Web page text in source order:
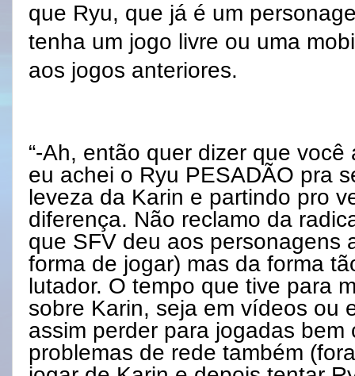
que Ryu, que já é um
tenha um jogo livre ou uma
aos jogos anteriores.
“-Ah, então quer dizer que
eu achei o Ryu PESADÃO pra
leveza da Karin e partindo pro
diferença. Não reclamo da
que SFV deu aos personagens
forma de jogar) mas da forma
lutador. O tempo que tive para
sobre Karin, seja em vídeos ou
assim perder para jogadas
problemas de rede também